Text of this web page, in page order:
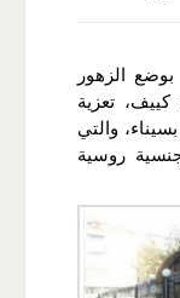
بوضع الزهور
كييف، تعزية
والتي
من جنسية روسية